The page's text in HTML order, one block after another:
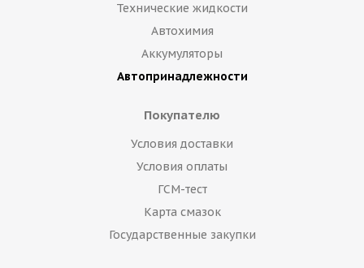
Технические жидкости
Автохимия
Аккумуляторы
Автопринадлежности
Покупателю
Условия доставки
Условия оплаты
ГСМ-тест
Карта смазок
Государственные закупки